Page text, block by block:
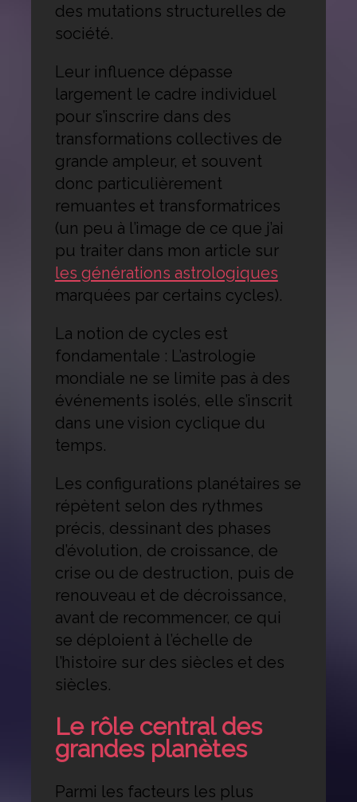
des mutations structurelles de
société.
Leur influence dépasse
largement le cadre individuel
pour s’inscrire dans des
transformations collectives de
grande ampleur, et souvent
donc particulièrement
remuantes et transformatrices
(un peu à l’image de ce que j’ai
pu traiter dans mon article sur
les générations astrologiques
marquées par certains cycles).
La notion de cycles est
fondamentale : L’astrologie
mondiale ne se limite pas à des
événements isolés, elle s’inscrit
dans une vision cyclique du
temps.
Les configurations planétaires se
répètent selon des rythmes
précis, dessinant des phases
d’évolution, de croissance, de
crise ou de destruction, puis de
renouveau et de décroissance,
avant de recommencer, ce qui
se déploient à l’échelle de
l’histoire sur des siècles et des
siècles.
Le rôle central des
grandes planètes
Parmi les facteurs les plus